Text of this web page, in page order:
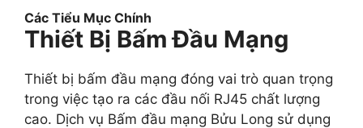
Các Tiểu Mục Chính
Thiết Bị Bấm Đầu Mạng
Thiết bị bấm đầu mạng đóng vai trò quan trọng
trong việc tạo ra các đầu nối RJ45 chất lượng
cao. Dịch vụ Bấm đầu mạng Bửu Long sử dụng